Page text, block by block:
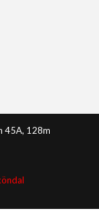
45A, 128m